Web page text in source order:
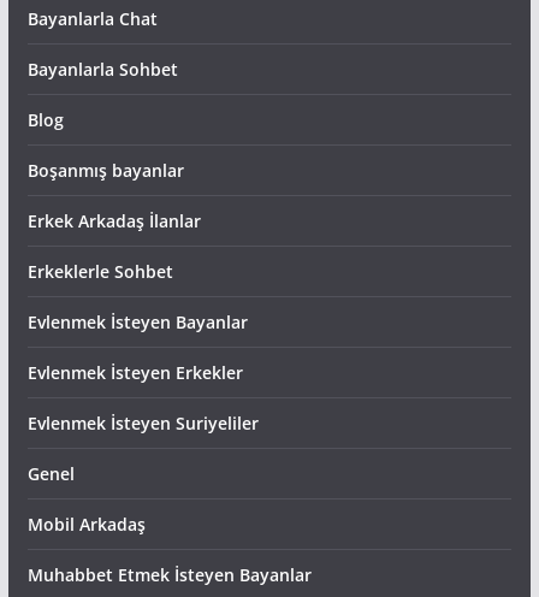
Bayanlarla Chat
Bayanlarla Sohbet
Blog
Boşanmış bayanlar
Erkek Arkadaş İlanlar
Erkeklerle Sohbet
Evlenmek İsteyen Bayanlar
Evlenmek İsteyen Erkekler
Evlenmek İsteyen Suriyeliler
Genel
Mobil Arkadaş
Muhabbet Etmek İsteyen Bayanlar